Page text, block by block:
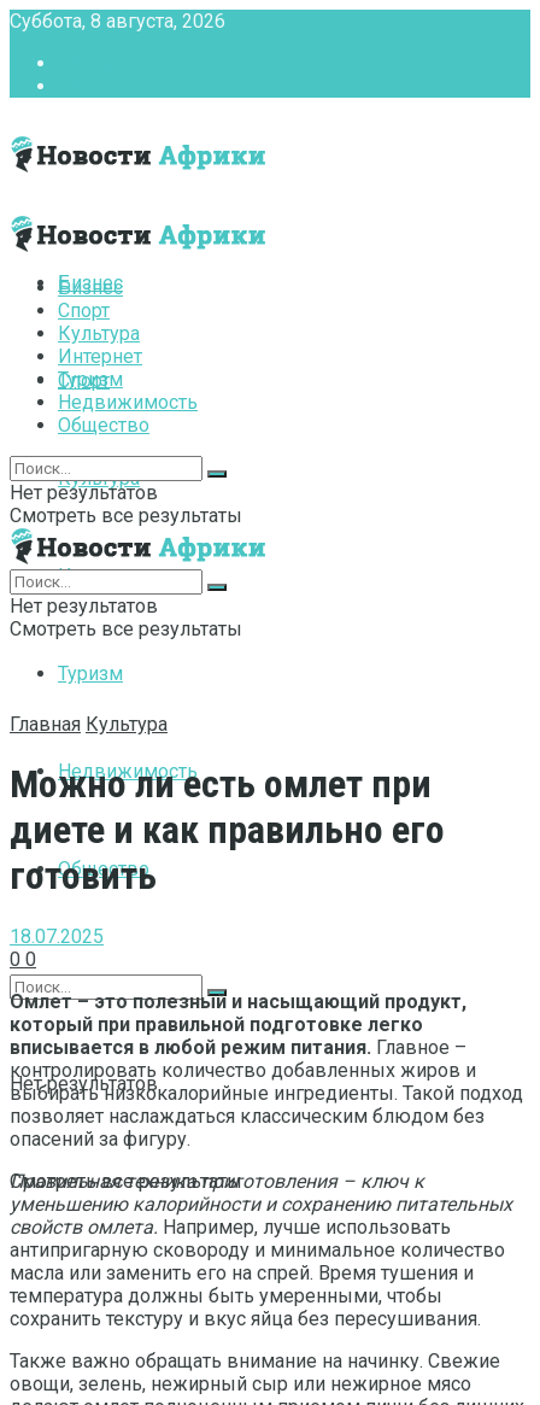
Суббота, 8 августа, 2026
Бизнес
Спорт
Культура
Интернет
Туризм
Недвижимость
Общество
Нет результатов
Смотреть все результаты
Бизнес
Спорт
Культура
Интернет
Туризм
Недвижимость
Общество
Нет результатов
Смотреть все результаты
Нет результатов
Смотреть все результаты
Главная Культура
Можно ли есть омлет при
диете и как правильно его
готовить
18.07.2025
0 0
Омлет – это полезный и насыщающий продукт,
который при правильной подготовке легко
вписывается в любой режим питания. Главное –
контролировать количество добавленных жиров и
выбирать низкокалорийные ингредиенты. Такой подход
позволяет наслаждаться классическим блюдом без
опасений за фигуру.
Правильная техника приготовления – ключ к
уменьшению калорийности и сохранению питательных
свойств омлета. Например, лучше использовать
антипригарную сковороду и минимальное количество
масла или заменить его на спрей. Время тушения и
температура должны быть умеренными, чтобы
сохранить текстуру и вкус яйца без пересушивания.
Также важно обращать внимание на начинку. Свежие
овощи, зелень, нежирный сыр или нежирное мясо